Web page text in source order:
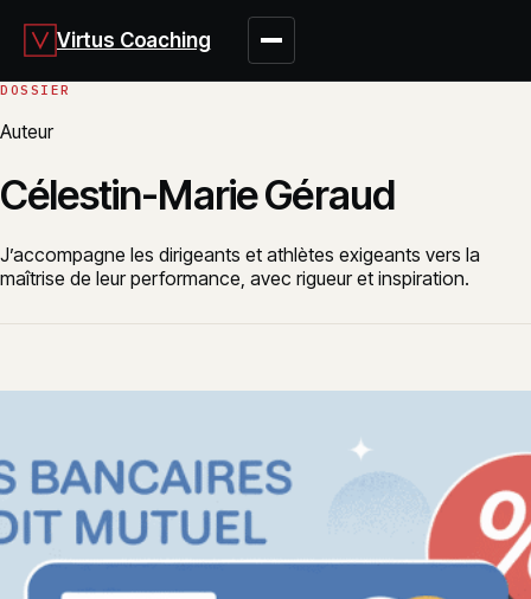
Virtus Coaching
Auteur
Célestin-Marie Géraud
J’accompagne les dirigeants et athlètes exigeants vers la
maîtrise de leur performance, avec rigueur et inspiration.